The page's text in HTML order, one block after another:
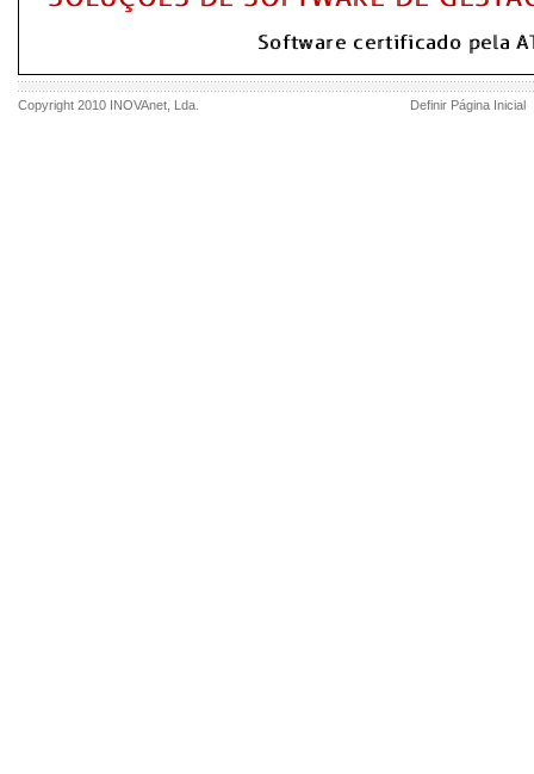
Copyright 2010 INOVAnet , Lda. Definir Página Inicial